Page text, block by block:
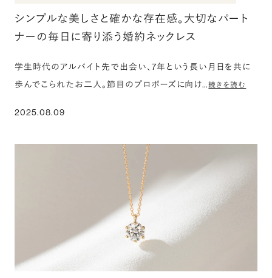
シンプルな美しさと確かな存在感。大切なパート
ナーの毎日に寄り添う婚約ネックレス
学生時代のアルバイト先で出会い、7年という長い月日を共に
歩んでこられたお二人。節目のプロポーズに向け…続きを読む
2025.08.09